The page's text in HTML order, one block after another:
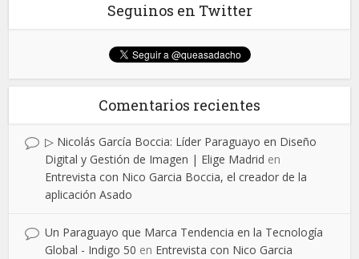
Seguinos en Twitter
Comentarios recientes
▷ Nicolás García Boccia: Líder Paraguayo en Diseño
Digital y Gestión de Imagen | Elige Madrid en
Entrevista con Nico Garcia Boccia, el creador de la
aplicación Asado
Un Paraguayo que Marca Tendencia en la Tecnología
Global - Indigo 50 en Entrevista con Nico Garcia